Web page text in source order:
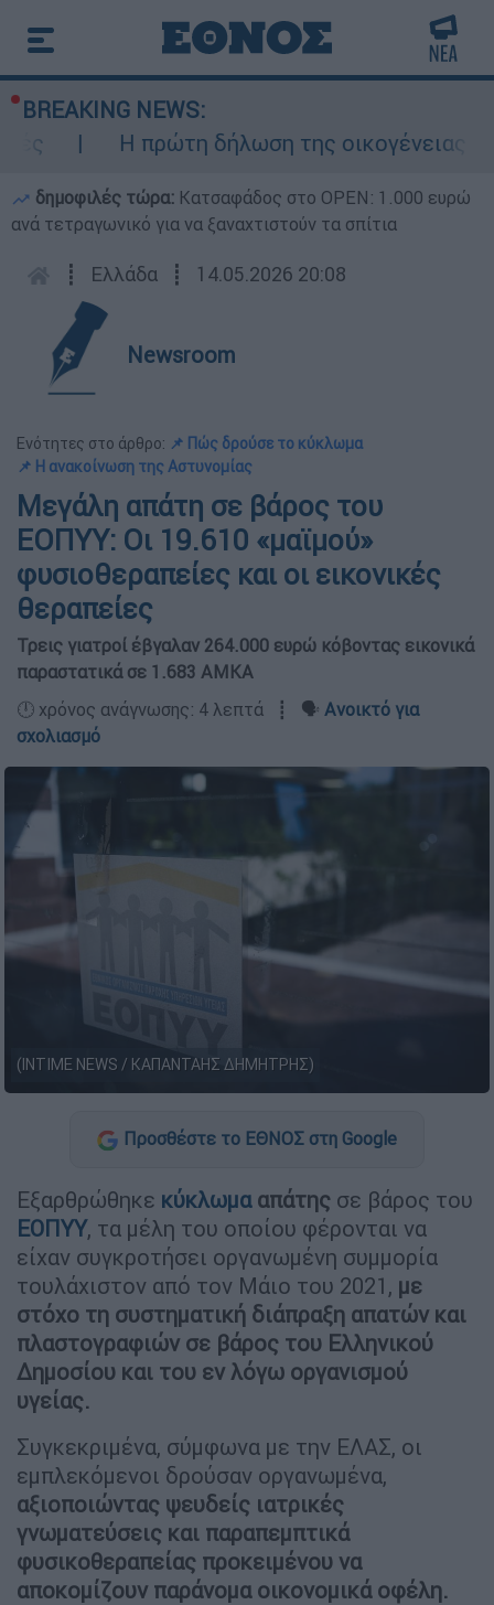
BREAKING NEWS:
Η πρώτη δήλωση της οικογένειας της
δημοφιλές τώρα: Κατσαφάδος στο OPEN: 1.000 ευρώ
ανά τετραγωνικό για να ξαναχτιστούν τα σπίτια
┋ Ελλάδα ┋ 14.05.2026 20:08
Newsroom
Ενότητες στο άρθρο: 📌 Πώς δρούσε το κύκλωμα
📌 Η ανακοίνωση της Αστυνομίας
Μεγάλη απάτη σε βάρος του
ΕΟΠΥΥ: Οι 19.610 «μαϊμού»
φυσιοθεραπείες και οι εικονικές
θεραπείες
Τρεις γιατροί έβγαλαν 264.000 ευρώ κόβοντας εικονικά
παραστατικά σε 1.683 ΑΜΚΑ
🕛 χρόνος ανάγνωσης: 4 λεπτά ┋ 🗣️ Ανοικτό για
σχολιασμό
(INTIME NEWS / ΚΑΠΑΝΤΑΗΣ ΔΗΜΗΤΡΗΣ)
Προσθέστε το ΕΘΝΟΣ στη Google
Εξαρθρώθηκε κύκλωμα απάτης σε βάρος του
ΕΟΠΥΥ, τα μέλη του οποίου φέρονται να
είχαν συγκροτήσει οργανωμένη συμμορία
τουλάχιστον από τον Μάιο του 2021, με
στόχο τη συστηματική διάπραξη απατών και
πλαστογραφιών σε βάρος του Ελληνικού
Δημοσίου και του εν λόγω οργανισμού
υγείας.
Συγκεκριμένα, σύμφωνα με την ΕΛΑΣ, οι
εμπλεκόμενοι δρούσαν οργανωμένα,
αξιοποιώντας ψευδείς ιατρικές
γνωματεύσεις και παραπεμπτικά
φυσικοθεραπείας προκειμένου να
αποκομίζουν παράνομα οικονομικά οφέλη.